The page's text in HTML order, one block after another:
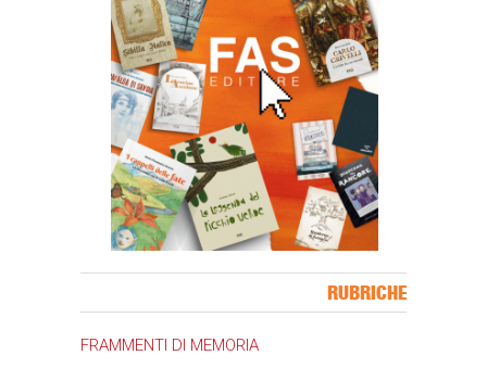
RUBRICHE
FRAMMENTI DI MEMORIA